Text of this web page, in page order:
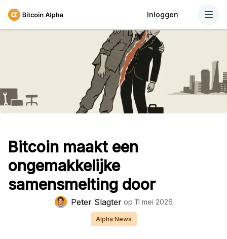
Inloggen
Bitcoin maakt een
ongemakkelijke
samensmelting door
Peter Slagter op 11 mei 2026
Alpha News